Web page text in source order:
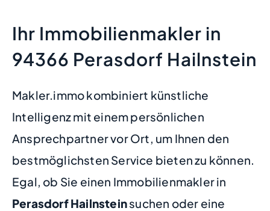
Ihr Immobilienmakler in
94366 Perasdorf Hailnstein
Makler.immo kombiniert künstliche
Intelligenz mit einem persönlichen
Ansprechpartner vor Ort, um Ihnen den
bestmöglichsten Service bieten zu können.
Egal, ob Sie einen Immobilienmakler in
Perasdorf Hailnsteinsuchen oder eine